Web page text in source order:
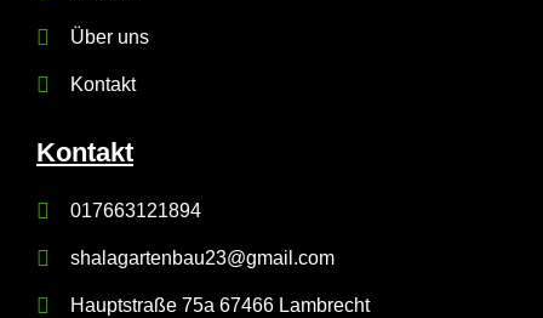
Über uns
Kontakt
Kontakt
017663121894
shalagartenbau23@gmail.com
Hauptstraße 75a 67466 Lambrecht